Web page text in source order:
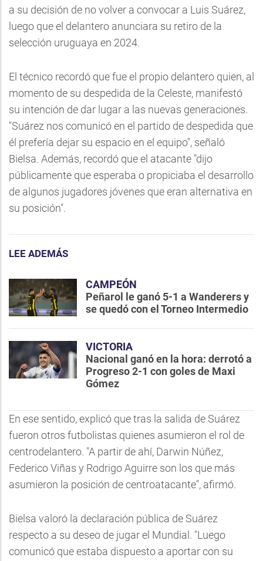
a su decisión de no volver a convocar a Luis Suárez,
luego que el delantero anunciara su retiro de la
selección uruguaya en 2024.
El técnico recordó que fue el propio delantero quien, al
momento de su despedida de la Celeste, manifestó
su intención de dar lugar a las nuevas generaciones.
"Suárez nos comunicó en el partido de despedida que
él prefería dejar su espacio en el equipo", señaló
Bielsa. Además, recordó que el atacante "dijo
públicamente que esperaba o propiciaba el desarrollo
de algunos jugadores jóvenes que eran alternativa en
su posición".
LEE ADEMÁS
CAMPEÓN
Peñarol le ganó 5-1 a Wanderers y
se quedó con el Torneo Intermedio
VICTORIA
Nacional ganó en la hora: derrotó a
Progreso 2-1 con goles de Maxi
Gómez
En ese sentido, explicó que tras la salida de Suárez
fueron otros futbolistas quienes asumieron el rol de
centrodelantero. "A partir de ahí, Darwin Núñez,
Federico Viñas y Rodrigo Aguirre son los que más
asumieron la posición de centroatacante", afirmó.
Bielsa valoró la declaración pública de Suárez
respecto a su deseo de jugar el Mundial. "Luego
comunicó que estaba dispuesto a aportar con su